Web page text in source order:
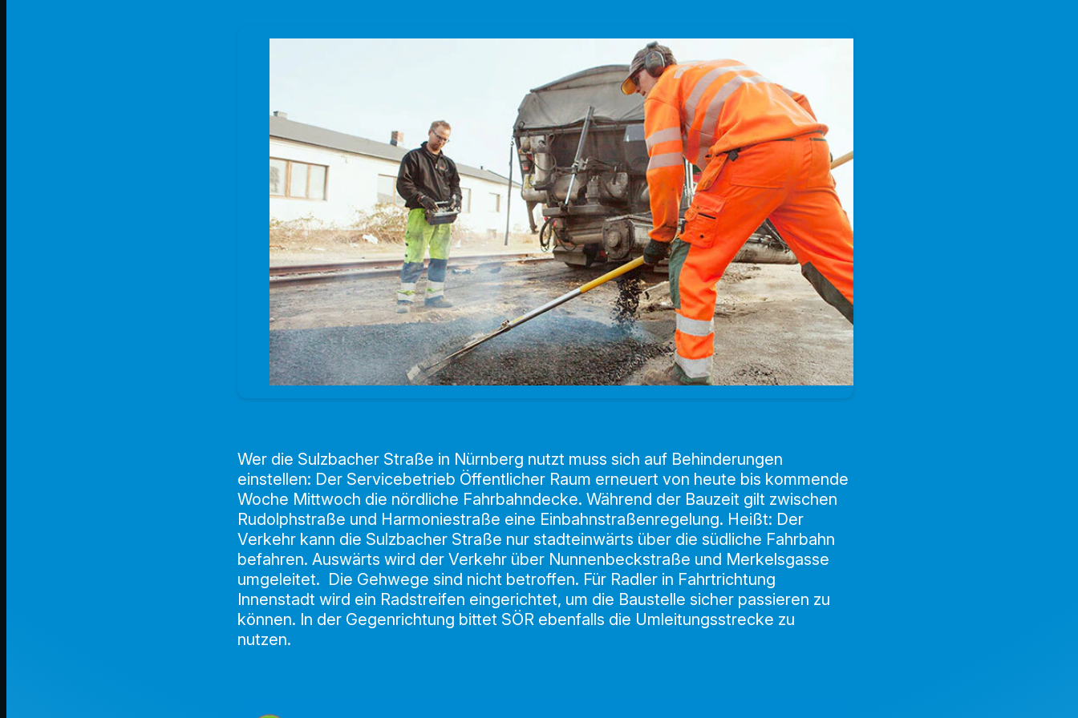
Wer die Sulzbacher Straße in Nürnberg nutzt muss sich auf Behinderungen
einstellen: Der Servicebetrieb Öffentlicher Raum erneuert von heute bis kommende
Woche Mittwoch die nördliche Fahrbahndecke. Während der Bauzeit gilt zwischen
Rudolphstraße und Harmoniestraße eine Einbahnstraßenregelung. Heißt: Der
Verkehr kann die Sulzbacher Straße nur stadteinwärts über die südliche Fahrbahn
befahren. Auswärts wird der Verkehr über Nunnenbeckstraße und Merkelsgasse
umgeleitet. Die Gehwege sind nicht betroffen. Für Radler in Fahrtrichtung
Innenstadt wird ein Radstreifen eingerichtet, um die Baustelle sicher passieren zu
können. In der Gegenrichtung bittet SÖR ebenfalls die Umleitungsstrecke zu
nutzen.